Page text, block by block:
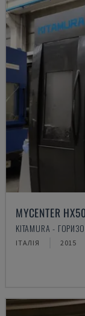
MYCENTER
KITAMURA -
ІТАЛІЯ 2015